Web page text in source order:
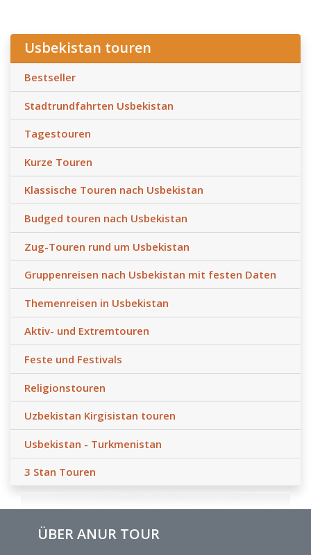
Usbekistan touren
Bestseller
Stadtrundfahrten Usbekistan
Tagestouren
Kurze Touren
Klassische Touren nach Usbekistan
Budged touren nach Usbekistan
Zug-Touren rund um Usbekistan
Gruppenreisen nach Usbekistan mit festen Daten
Themenreisen in Usbekistan
Aktiv- und Extremtouren
Feste und Festivals
Religionstouren
Uzbekistan Kirgisistan touren
Usbekistan - Turkmenistan
3 Stan Touren
ÜBER ANUR TOUR